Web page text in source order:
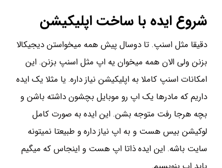
شروع ایده با ساخت اپلیکیشن
دقیقا مثل اسنپ. تا دوسال پیش همه میخواستن دیجیکالا
بزنن ولی الان همه میخوان یه اپ مثل اسنپ بزنن. این
امکانات اسنپ کاملا به اپلیکیشن نیاز داره. یا مثلا یک ایده
داریم که مادرها یک اپ رو موبایل بچشون داشته باشن و
بچه هرجا رفت متوجه بشن. این ایده به صورت کامل
لوکیشن بیس هست و به اپ نیاز داره و طبیعتا نمیتونه
سایت باشه. این ایده ذاتا اپ هست و اینجاس که میگیم